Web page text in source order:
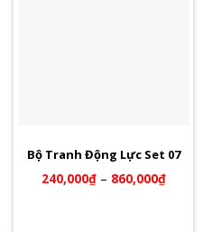
Bộ Tranh Động Lực Set 07
240,000₫– 860,000₫